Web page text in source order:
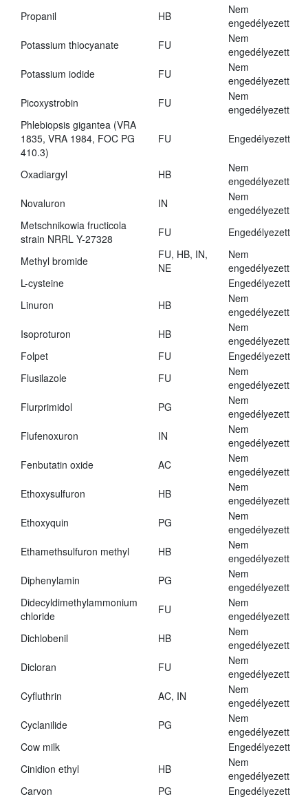
Propanil
HB
Nem
engedélyezett
Potassium thiocyanate
FU
Nem
engedélyezett
Potassium iodide
FU
Nem
engedélyezett
Picoxystrobin
FU
Nem
engedélyezett
Phlebiopsis gigantea (VRA
1835, VRA 1984, FOC PG
410.3)
FU Engedélyezett
Oxadiargyl HB
Nem
engedélyezett
Novaluron
IN
Nem
engedélyezett
Metschnikowia fructicola
strain NRRL Y-27328
FU Engedélyezett
Methyl bromide
FU, HB, IN,
NE
Nem
engedélyezett
L-cysteine
Engedélyezett
Linuron
HB
Nem
engedélyezett
Isoproturon
HB
Nem
engedélyezett
Folpet
FU
Engedélyezett
Flusilazole
FU
Nem
engedélyezett
Flurprimidol
PG
Nem
engedélyezett
Flufenoxuron
IN
Nem
engedélyezett
Fenbutatin oxide
AC
Nem
engedélyezett
Ethoxysulfuron
HB
Nem
engedélyezett
Ethoxyquin
PG
Nem
engedélyezett
Ethamethsulfuron methyl
HB
Nem
engedélyezett
Diphenylamin
PG
Nem
engedélyezett
Didecyldimethylammonium
chloride
FU
Nem
engedélyezett
Dichlobenil
HB
Nem
engedélyezett
Dicloran
FU
Nem
engedélyezett
Cyfluthrin
AC, IN
Nem
engedélyezett
Cyclanilide
PG
Nem
engedélyezett
Cow milk
Engedélyezett
Cinidion ethyl
HB
Nem
engedélyezett
Carvon
PG Engedélyezett